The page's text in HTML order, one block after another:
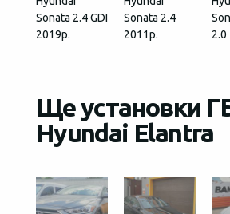
Sonata 2.4 GDI
2019р.
Sonata 2.4
2011р.
2.0
Ще установки
Hyundai Elantra